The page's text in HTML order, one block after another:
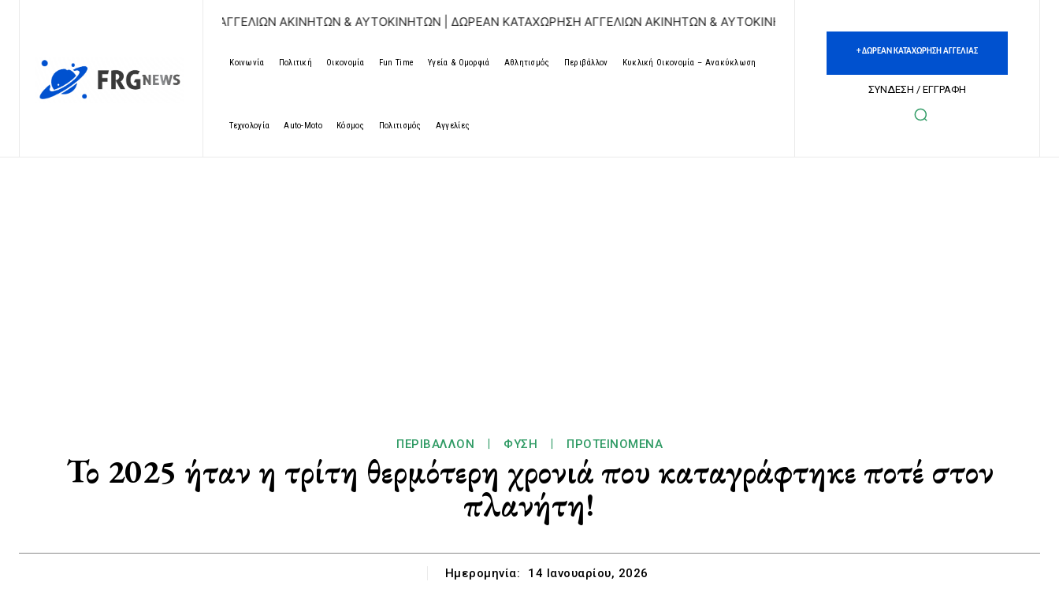
ΔΩΡΕΑΝ ΚΑΤΑΧΩΡΗΣΗ ΑΓΓΕΛΙΩΝ ΑΚΙΝΗΤΩΝ & ΑΥΤΟΚΙΝΗΤΩΝ | ΔΩΡΕΑΝ ΚΑΤΑΧΩΡΗΣΗ ΑΓΓΕΛΙΩΝ ΑΚΙΝΗΤΩΝ & ΑΥΤΟΚΙΝΗΤΩΝ | ΔΩΡΕΑΝ ΚΑΤΑΧΩΡΗΣΗ ΑΓΓΕΛΙΩΝ ΑΚΙΝΗΤΩΝ &
Κοινωνία Πολιτική Οικονομία Fun Time Υγεία & Ομορφιά Αθλητισμός Περιβάλλον Κυκλική Οικονομία – Ανακύκλωση
Τεχνολογία Auto-Moto Κόσμος Πολιτισμός Αγγελίες
+ ΔΩΡΕΑΝ ΚΑΤΑΧΩΡΗΣΗ ΑΓΓΕΛΙΑΣ
ΣΥΝΔΕΣΗ / ΕΓΓΡΑΦΗ
ΠΕΡΙΒΆΛΛΟΝ ΦΎΣΗ ΠΡΟΤΕΙΝΌΜΕΝΑ
Το 2025 ήταν η τρίτη θερμότερη χρονιά που καταγράφτηκε ποτέ στον
πλανήτη!
Ημερομηνία: 14 Ιανουαρίου, 2026